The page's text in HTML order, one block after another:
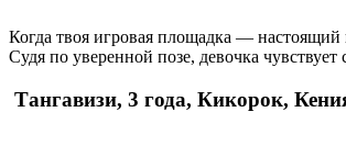
Когда твоя игровая площадка —
Судя по уверенной позе, девочка чувствует
Тангавизи, 3 года, Кикорок,